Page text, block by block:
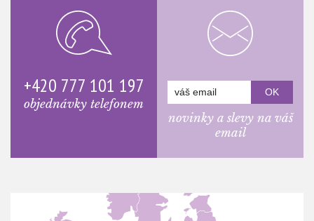
+420 777 101 197
objednávky telefonem
novinky a slevy na váš
email